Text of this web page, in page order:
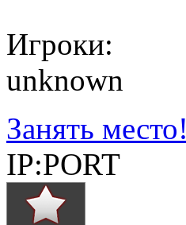
Игроки:
unknown
Занять место!
IP:PORT